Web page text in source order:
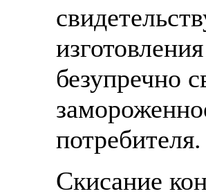
безупречно
потребителя.
Скисание